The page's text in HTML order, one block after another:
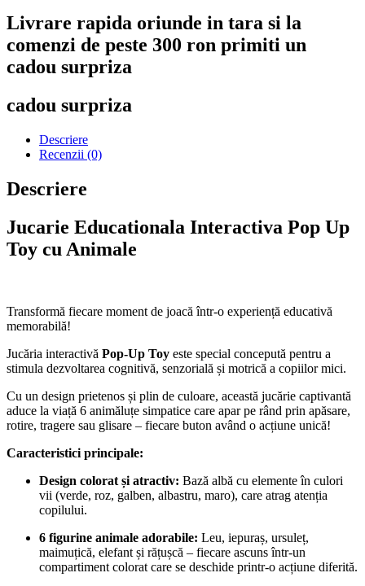
Livrare rapida oriunde in tara si la
comenzi de peste 300 ron primiti un
cadou surpriza
cadou surpriza
Descriere
Recenzii (0)
Descriere
Jucarie Educationala Interactiva Pop Up
Toy cu Animale
Transformă fiecare moment de joacă într-o experiență educativă
memorabilă!
Jucăria interactivă Pop-Up Toy este special concepută pentru a
stimula dezvoltarea cognitivă, senzorială și motrică a copiilor mici.
Cu un design prietenos și plin de culoare, această jucărie captivantă
aduce la viață 6 animăluțe simpatice care apar pe rând prin apăsare,
rotire, tragere sau glisare – fiecare buton având o acțiune unică!
Caracteristici principale:
Design colorat și atractiv: Bază albă cu elemente în culori
vii (verde, roz, galben, albastru, maro), care atrag atenția
copilului.
6 figurine animale adorabile: Leu, iepuraș, ursuleț,
maimuțică, elefant și rățușcă – fiecare ascuns într-un
compartiment colorat care se deschide printr-o acțiune diferită.